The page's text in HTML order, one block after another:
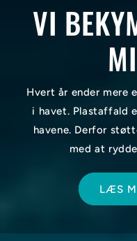
VI
Hvert år ender mere
i havet. Plastaffald
havene. Derfor
med at
LÆS